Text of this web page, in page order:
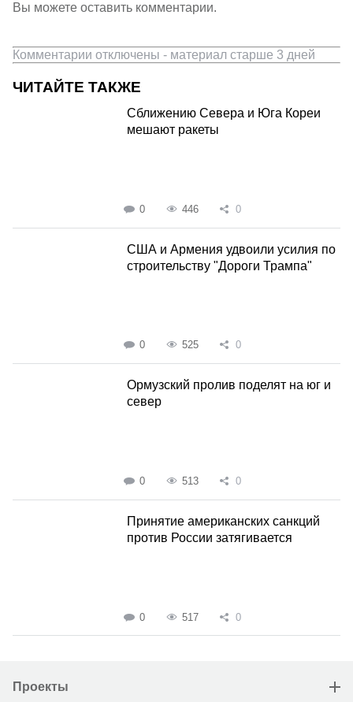
Вы можете оставить комментарии.
Комментарии отключены - материал старше 3 дней
ЧИТАЙТЕ ТАКЖЕ
Сближению Севера и Юга Кореи
мешают ракеты
0 446 0
США и Армения удвоили усилия по
строительству "Дороги Трампа"
0 525 0
Ормузский пролив поделят на юг и
север
0 513 0
Принятие американских санкций
против России затягивается
0 517 0
Проекты